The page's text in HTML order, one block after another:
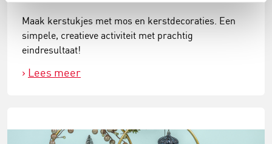
Maak kerstukjes met mos en kerstdecoraties. Een
simpele, creatieve activiteit met prachtig
eindresultaat!
Lees meer